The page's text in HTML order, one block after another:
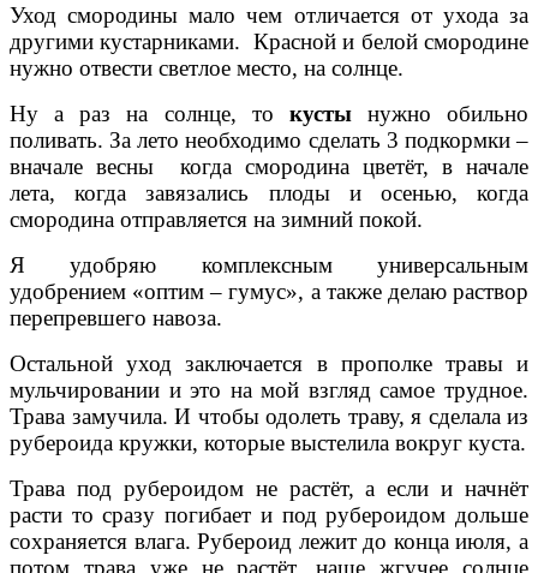
Уход смородины мало чем отличается от ухода за
другими кустарниками. Красной и белой смородине
нужно отвести светлое место, на солнце.
Ну а раз на солнце, то кустынужно обильно
поливать. За лето необходимо сделать 3 подкормки –
вначале весны когда смородина цветёт, в начале
лета, когда завязались плоды и осенью, когда
смородина отправляется на зимний покой.
Я удобряю комплексным универсальным
удобрением «оптим – гумус», а также делаю раствор
перепревшего навоза.
Остальной уход заключается в прополке травы и
мульчировании и это на мой взгляд самое трудное.
Трава замучила. И чтобы одолеть траву, я сделала из
рубероида кружки, которые выстелила вокруг куста.
Трава под рубероидом не растёт, а если и начнёт
расти то сразу погибает и под рубероидом дольше
сохраняется влага. Рубероид лежит до конца июля, а
потом трава уже не растёт, наше жгучее солнце